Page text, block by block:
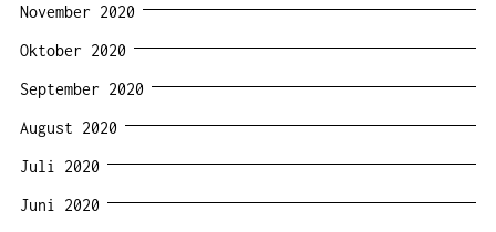
November 2020
Oktober 2020
September 2020
August 2020
Juli 2020
Juni 2020